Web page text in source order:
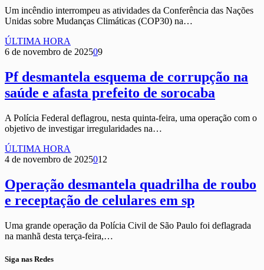
Um incêndio interrompeu as atividades da Conferência das Nações
Unidas sobre Mudanças Climáticas (COP30) na…
ÚLTIMA HORA
6 de novembro de 202509
Pf desmantela esquema de corrupção na
saúde e afasta prefeito de sorocaba
A Polícia Federal deflagrou, nesta quinta-feira, uma operação com o
objetivo de investigar irregularidades na…
ÚLTIMA HORA
4 de novembro de 2025012
Operação desmantela quadrilha de roubo
e receptação de celulares em sp
Uma grande operação da Polícia Civil de São Paulo foi deflagrada
na manhã desta terça-feira,…
Siga nas Redes